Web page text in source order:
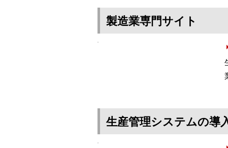
製造業専門サイト
生産管理システムの導